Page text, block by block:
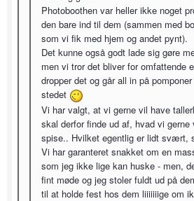
Photoboothen var heller ikke noget
den bare ind til dem (sammen med
som vi fik med hjem og andet pynt).
Det kunne også godt lade sig gøre
men vi tror det bliver for omfattende
dropper det og går all in på
stedet
Vi har valgt, at vi gerne vil have
skal derfor finde ud af, hvad vi gerne
spise.. Hvilket egentlig er lidt svært,
Vi har garanteret snakket om en
som jeg ikke lige kan huske - men,
fint møde og jeg stoler fuldt ud på
til at holde fest hos dem liiiiiiige om